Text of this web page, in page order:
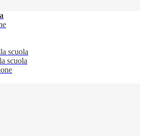
scuola
scuola